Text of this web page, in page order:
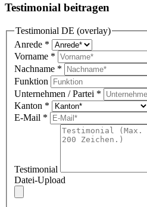
Testimonial beitragen
Testimonial DE (overlay)
Anrede *
Vorname *
Nachname *
Funktion
Unternehmen / Partei *
Kanton *
E-Mail *
Testimonial
Datei-Upload